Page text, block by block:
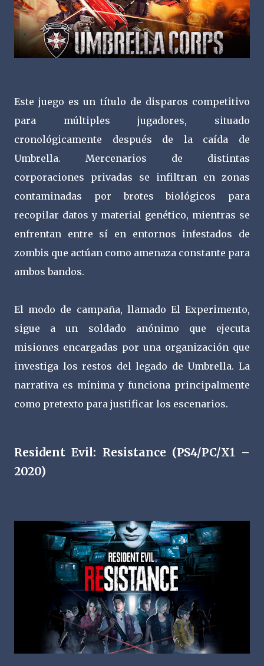
Este juego es un título de disparos competitivo
para múltiples jugadores, situado
cronológicamente después de la caída de
Umbrella. Mercenarios de distintas
corporaciones privadas se infiltran en zonas
contaminadas por brotes biológicos para
recopilar datos y material genético, mientras se
enfrentan entre sí en entornos infestados de
zombis que actúan como amenaza constante para
ambos bandos.
El modo de campaña, llamado El Experimento,
sigue a un soldado anónimo que ejecuta
misiones encargadas por una organización que
investiga los restos del legado de Umbrella. La
narrativa es mínima y funciona principalmente
como pretexto para justificar los escenarios.
Resident Evil: Resistance (PS4/PC/X1 –
2020)